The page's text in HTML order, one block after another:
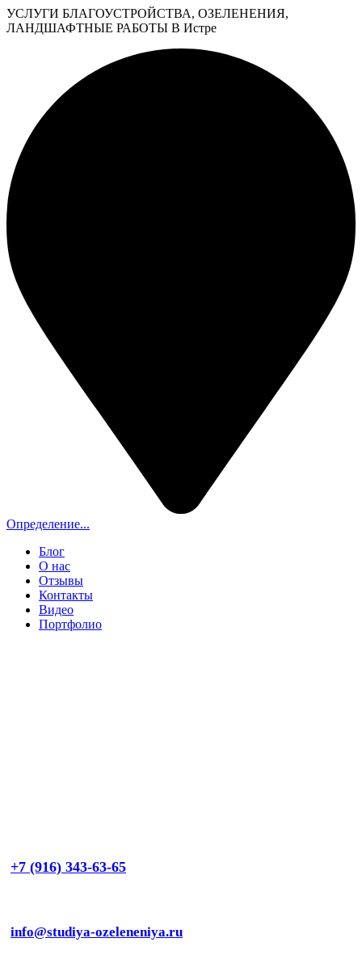
УСЛУГИ БЛАГОУСТРОЙСТВА, ОЗЕЛЕНЕНИЯ,
ЛАНДШАФТНЫЕ РАБОТЫ В Истре
Определение...
Блог
О нас
Отзывы
Контакты
Видео
Портфолио
+7 (916) 343-63-65
info@studiya-ozeleneniya.ru